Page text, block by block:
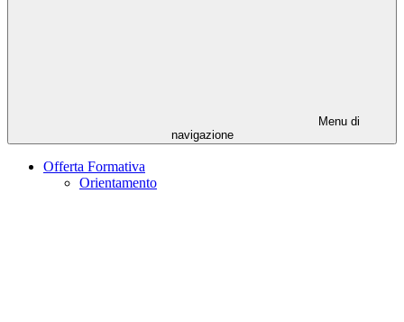
Menu di
navigazione
Offerta Formativa
Orientamento